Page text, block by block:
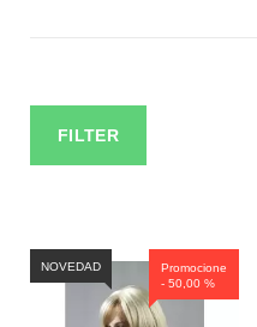
FILTER
Promocione
- 50,00 %
NOVEDAD